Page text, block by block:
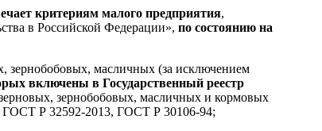
критериям малого предприятия,
в Российской Федерации», по состоянию на
зернобобовых, масличных (за исключением
включены в Государственный реестр
зернобобовых, масличных и кормовых
ГОСТ Р 32592-2013, ГОСТ Р 30106-94;